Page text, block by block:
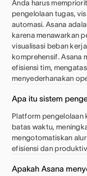
Anda harus
pengelolaan tugas,
automasi. Asana
karena menawarkan
visualisasi beban
komprehensif. Asana
efisiensi tim,
menyederhanakan
Apa itu sistem
Platform pengelolaan
batas waktu,
mengotomatiskan
efisiensi dan
Apakah Asana